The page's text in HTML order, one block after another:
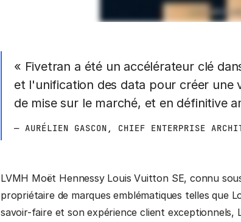
« Fivetran a été un accélérateur clé
et l'unification des data pour créer une
de mise sur le marché, et en définitive
— AURÉLIEN GASCON, CHIEF ENTERPRISE
LVMH Moët Hennessy Louis Vuitton SE, connu
propriétaire de marques emblématiques telles que
savoir-faire et son expérience client exceptionnels,